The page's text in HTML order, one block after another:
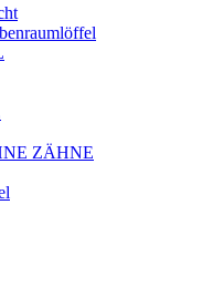
ZÄHNE